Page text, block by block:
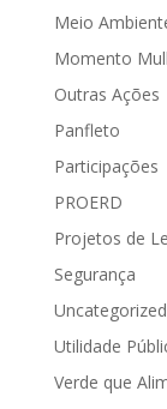
Meio
Momento
Outras Ações
Panfleto
Participações
PROERD
Projetos de
Segurança
Uncategorized
Utilidade
Verde que